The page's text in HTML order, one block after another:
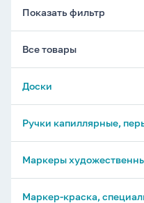
Показать фильтр
Все товары
Доски
Ручки капиллярные,
Маркеры
Маркер-краска,